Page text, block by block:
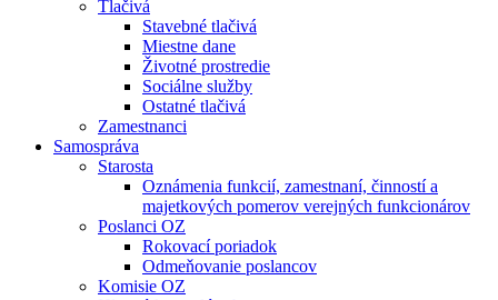
Tlačivá
Stavebné tlačivá
Miestne dane
Životné prostredie
Sociálne služby
Ostatné tlačivá
Zamestnanci
Samospráva
Starosta
Oznámenia funkcií, zamestnaní, činností a
majetkových pomerov verejných funkcionárov
Poslanci OZ
Rokovací poriadok
Odmeňovanie poslancov
Komisie OZ